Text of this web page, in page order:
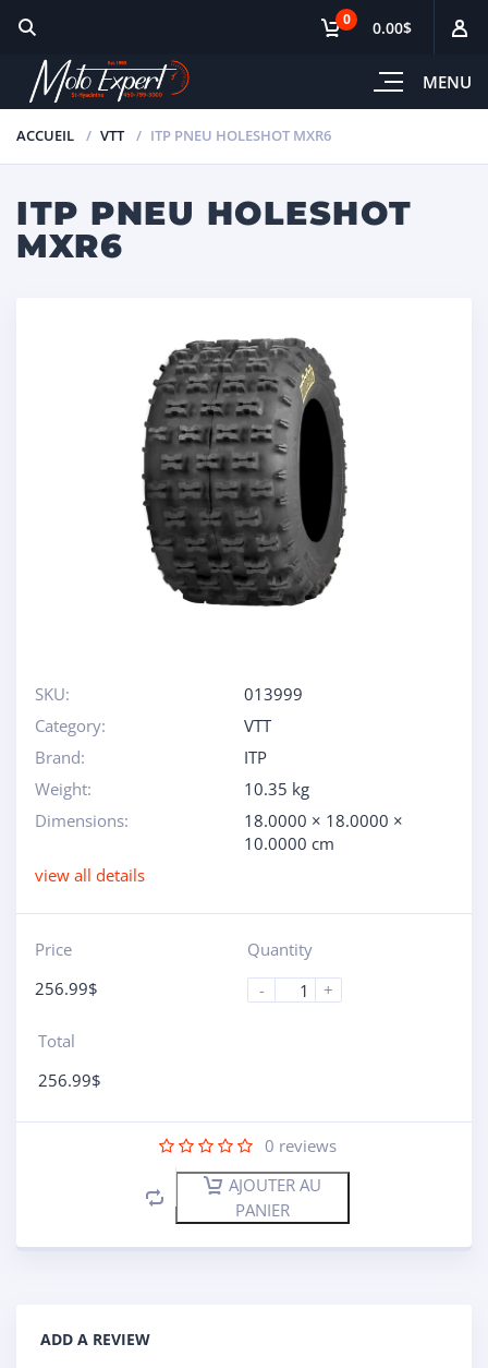
MENU
0 0.00$
ACCUEIL VTT ITP PNEU HOLESHOT MXR6
ITP PNEU HOLESHOT
MXR6
SKU:
013999
Category:
VTT
Brand:
ITP
Weight:
10.35 kg
Dimensions:
18.0000 × 18.0000 ×
10.0000 cm
view all details
Price
256.99$
Quantity
-
+
Total
256.99$
0 reviews
AJOUTER AU
PANIER
ADD A REVIEW